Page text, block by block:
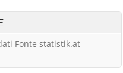
Fonte statistik.at